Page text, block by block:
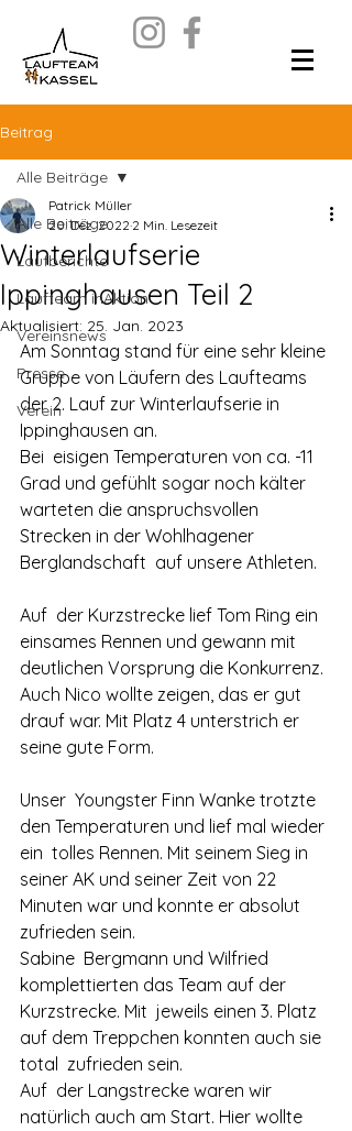
Beitrag
Alle Beiträge
Laufberichte
Laufteam inAktion
Vereinsnews
Presse
Verein
Alle Beiträge
Winterlaufserie
Ippinghausen Teil 2
Patrick Müller
20. Dez. 2022 2 Min. Lesezeit
Aktualisiert: 25. Jan. 2023
Am Sonntag stand für eine sehr kleine
Gruppe von Läufern des Laufteams
der 2. Lauf zur Winterlaufserie in
Ippinghausen an.
Bei  eisigen Temperaturen von ca. -11
Grad und gefühlt sogar noch kälter
warteten die anspruchsvollen
Strecken in der Wohlhagener
Berglandschaft  auf unsere Athleten.
Auf  der Kurzstrecke lief Tom Ring ein
einsames Rennen und gewann mit
deutlichen Vorsprung die Konkurrenz.
Auch Nico wollte zeigen, das er gut
drauf war. Mit Platz 4 unterstrich er
seine gute Form.
Unser  Youngster Finn Wanke trotzte
den Temperaturen und lief mal wieder
ein  tolles Rennen. Mit seinem Sieg in
seiner AK und seiner Zeit von 22
Minuten war und konnte er absolut
zufrieden sein.
Sabine  Bergmann und Wilfried
komplettierten das Team auf der
Kurzstrecke. Mit  jeweils einen 3. Platz
auf dem Treppchen konnten auch sie
total  zufrieden sein.
Auf  der Langstrecke waren wir
natürlich auch am Start. Hier wollte